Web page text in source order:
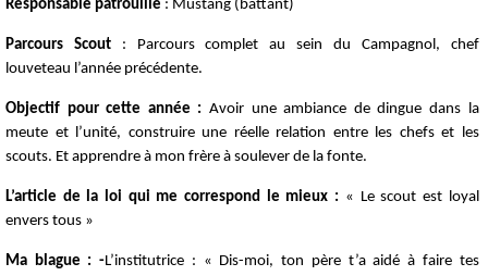
Responsable patrouille : Mustang (battant)
Parcours Scout: Parcours complet au sein du Campagnol, chef
louveteau l’année précédente.
Objectif pour cette année : Avoir une ambiance de dingue dans la
meute et l’unité, construire une réelle relation entre les chefs et les
scouts. Et apprendre à mon frère à soulever de la fonte.
L’article de la loi qui me correspond le mieux : « Le scout est loyal
envers tous »
Ma blague : -L’institutrice : « Dis-moi, ton père t’a aidé à faire tes